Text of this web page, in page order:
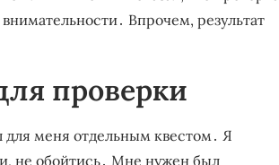
Впрочем, результат
проверки
для меня отдельным квестом․ Я
не обойтись․ Мне нужен был